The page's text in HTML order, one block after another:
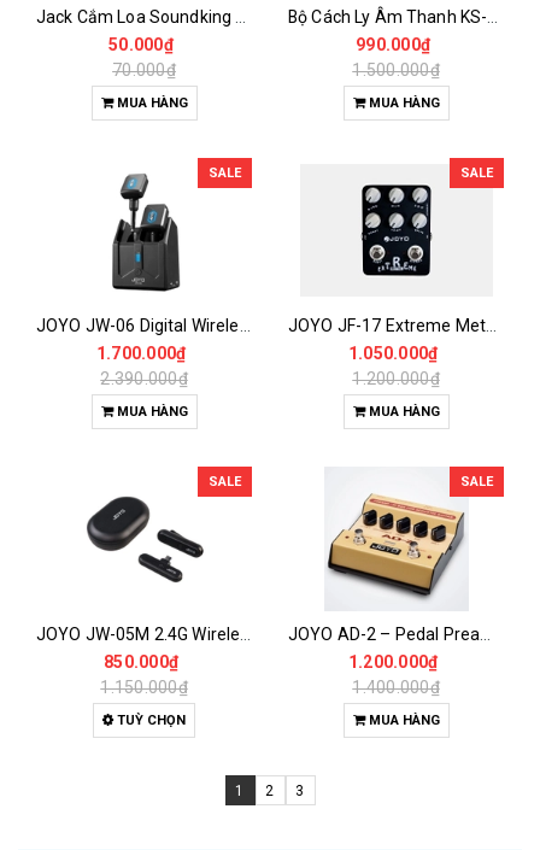
50.000₫
70.000₫
MUA HÀNG
990.000₫
1.500.000₫
MUA HÀNG
SALE
1.700.000₫
2.390.000₫
MUA HÀNG
SALE
1.050.000₫
1.200.000₫
MUA HÀNG
SALE
850.000₫
1.150.000₫
TUỲ CHỌN
SALE
1.200.000₫
1.400.000₫
MUA HÀNG
1 2 3